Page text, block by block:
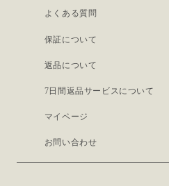
よくある質問
保証について
返品について
7日間返品サービスについて
マイページ
お問い合わせ